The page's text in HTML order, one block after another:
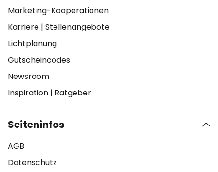
Marketing-Kooperationen
Karriere | Stellenangebote
Lichtplanung
Gutscheincodes
Newsroom
Inspiration | Ratgeber
Seiteninfos
AGB
Datenschutz